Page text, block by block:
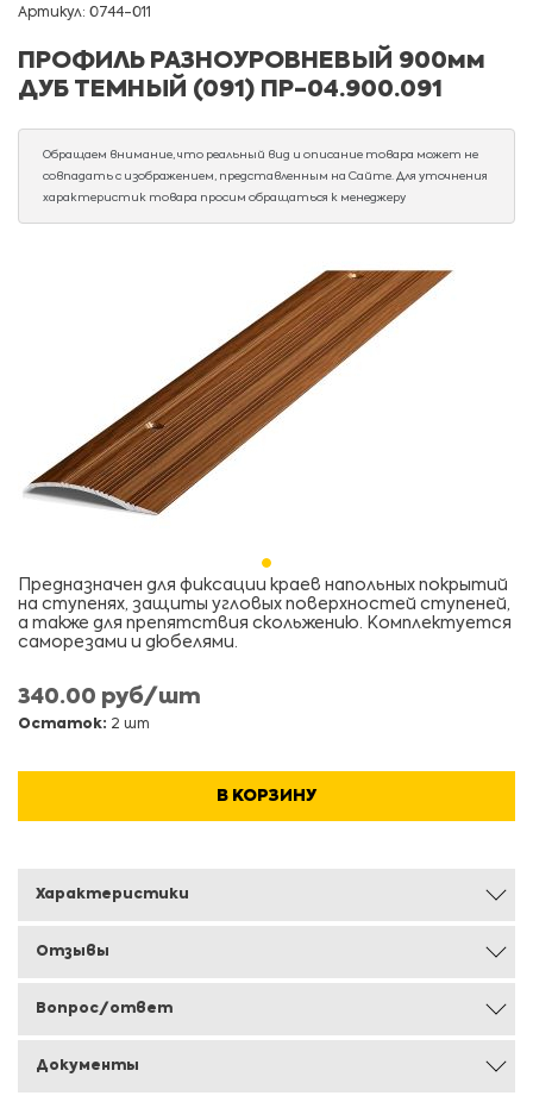
Артикул: 0744-011
ПРОФИЛЬ РАЗНОУРОВНЕВЫЙ 900мм
ДУБ ТЕМНЫЙ (091) ПР-04.900.091
Обращаем внимание, что реальный вид и описание товара может не
совпадать с изображением, представленным на Сайте. Для уточнения
характеристик товара просим обращаться к менеджеру
Предназначен для фиксации краев напольных покрытий
на ступенях, защиты угловых поверхностей ступеней,
а также для препятствия скольжению. Комплектуется
саморезами и дюбелями.
340.00 руб/шт
Остаток: 2 шт
В КОРЗИНУ
Характеристики
Отзывы
Вопрос/ответ
Документы